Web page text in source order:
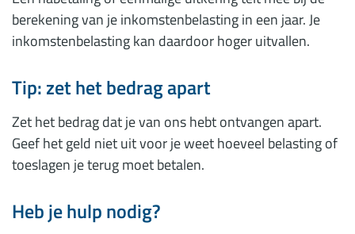
berekening van je inkomstenbelasting in een jaar. Je
inkomstenbelasting kan daardoor hoger uitvallen.
Tip: zet het bedrag apart
Zet het bedrag dat je van ons hebt ontvangen apart.
Geef het geld niet uit voor je weet hoeveel belasting of
toeslagen je terug moet betalen.
Heb je hulp nodig?